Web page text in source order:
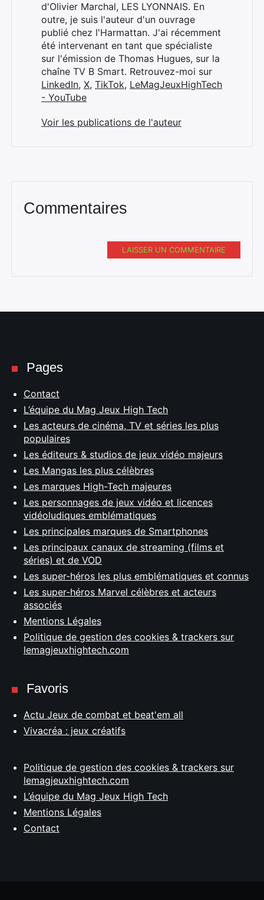
d'Olivier Marchal, LES LYONNAIS. En
outre, je suis l'auteur d'un ouvrage
publié chez l'Harmattan. J'ai récemment
été intervenant en tant que spécialiste
sur l'émission de Thomas Hugues, sur la
chaîne TV B Smart. Retrouvez-moi sur
LinkedIn, X, TikTok, LeMagJeuxHighTech
- YouTube
Voir les publications de l'auteur
Commentaires
LAISSER UN COMMENTAIRE
Pages
Contact
L’équipe du Mag Jeux High Tech
Les acteurs de cinéma, TV et séries les plus
populaires
Les éditeurs & studios de jeux vidéo majeurs
Les Mangas les plus célèbres
Les marques High-Tech majeures
Les personnages de jeux vidéo et licences
vidéoludiques emblématiques
Les principales marques de Smartphones
Les principaux canaux de streaming (films et
séries) et de VOD
Les super-héros les plus emblématiques et connus
Les super-héros Marvel célèbres et acteurs
associés
Mentions Légales
Politique de gestion des cookies & trackers sur
lemagjeuxhightech.com
Favoris
Actu Jeux de combat et beat'em all
Vivacréa : jeux créatifs
Politique de gestion des cookies & trackers sur
lemagjeuxhightech.com
L’équipe du Mag Jeux High Tech
Mentions Légales
Contact